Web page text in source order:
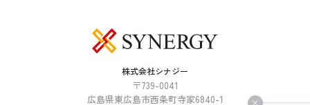
株式会社シナジー
〒739-0041
広島県東広島市西条町寺家6840-1